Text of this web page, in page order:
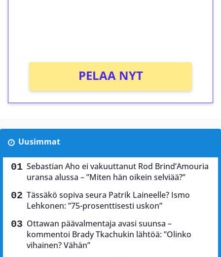
PELAA NYT
Uusimmat
Sebastian Aho ei vakuuttanut Rod Brind’Amouria
uransa alussa – ”Miten hän oikein selviää?”
Tässäkö sopiva seura Patrik Laineelle? Ismo
Lehkonen: ”75-prosenttisesti uskon”
Ottawan päävalmentaja avasi suunsa –
kommentoi Brady Tkachukin lähtöä: ”Olinko
vihainen? Vähän”